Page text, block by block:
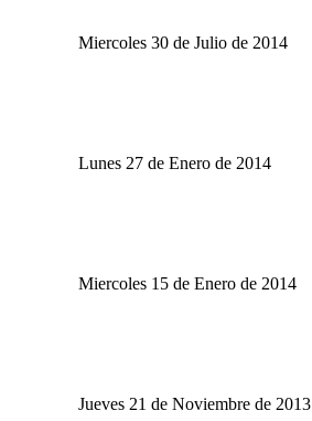
Miercoles 30 de Julio de 2014
Lunes 27 de Enero de 2014
Miercoles 15 de Enero de 2014
Jueves 21 de Noviembre de 2013